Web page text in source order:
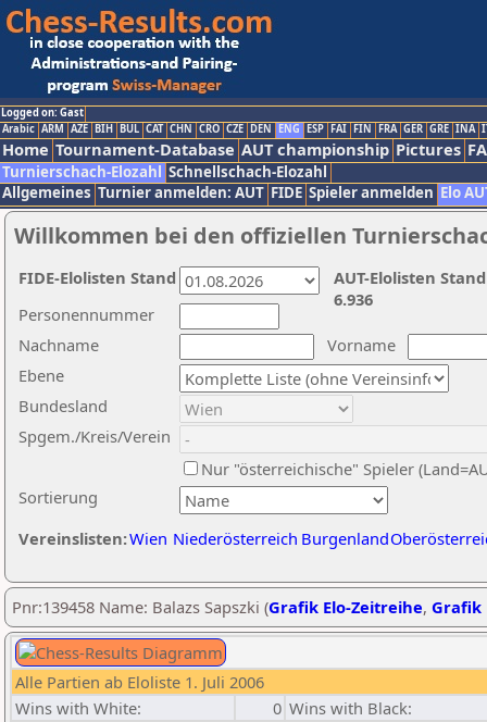
Logged on: Gast
Arabic ARM AZE BIH BUL CAT CHN CRO CZE DEN ENG ESP FAI FIN FRA GER GRE INA
Home Tournament-Database AUT championship Pictures
Turnierschach-Elozahl Schnellschach-Elozahl
Allgemeines Turnier anmelden: AUT FIDE Spieler anmelden Elo
Willkommen bei den offiziellen
Nachname
Vorname
Ebene
Sortierung
Personennummer
Bundesland
Spgem./Kreis/Verein
Nur "österreichische" Spieler
Vereinslisten:Wien Niederösterreich Burgenland
AUT-Elolisten
6.936
FIDE-Elolisten Stand
Pnr:139458 Name: Balazs Sapszki (Grafik Elo-Zeitreihe, Grafik
Alle Partien ab Eloliste 1. Juli 2006
Wins with White:
0 Wins with Black: